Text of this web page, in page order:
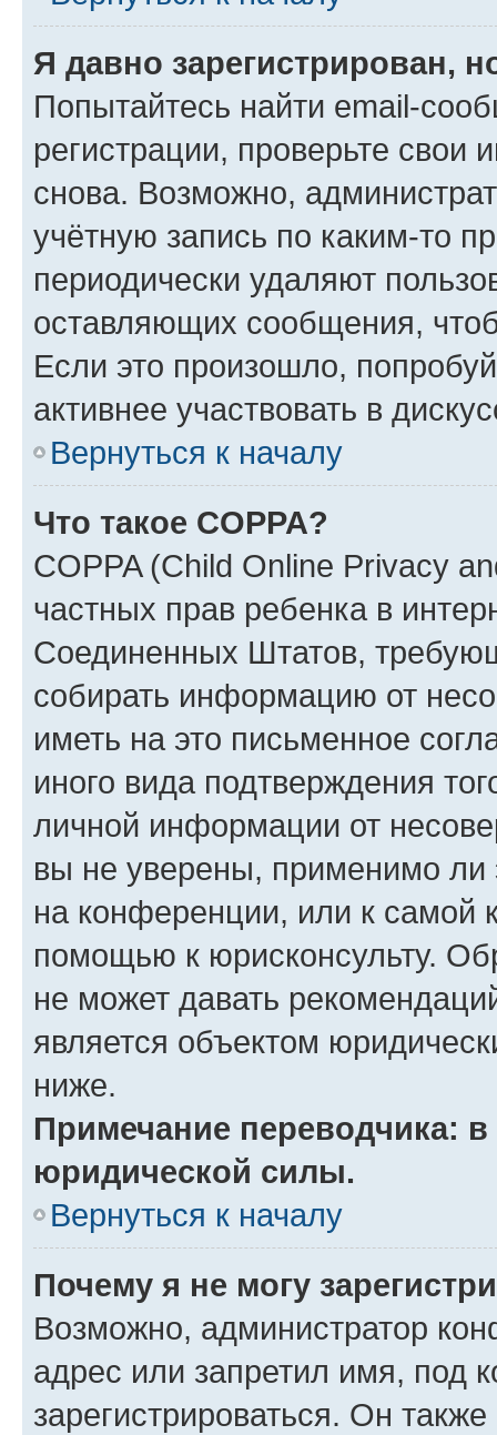
Я давно зарегистрирован,
Попытайтесь найти email-
регистрации, проверьте свои
снова. Возможно,
учётную запись по каким-то
периодически удаляют
оставляющих сообщения,
Если это произошло,
активнее участвовать в
Вернуться к началу
Что такое COPPA?
COPPA (Child Online Privacy
частных прав ребенка в
Соединенных Штатов,
собирать информацию от
иметь на это письменное
иного вида подтверждения
личной информации от
вы не уверены, применимо ли
на конференции, или к самой
помощью к юрисконсульту.
не может давать
является объектом
ниже.
Примечание переводчика:
юридической силы.
Вернуться к началу
Почему я не могу
Возможно, администратор
адрес или запретил имя, под
зарегистрироваться. Он